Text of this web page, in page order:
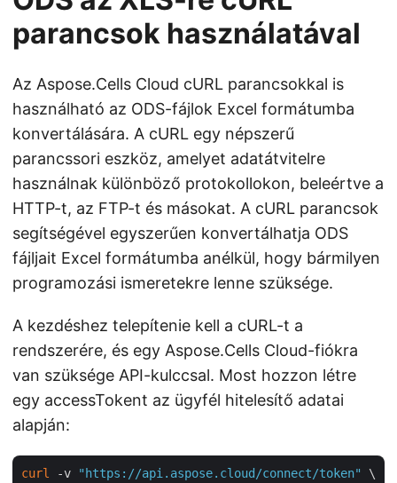
parancsok használatával
Az Aspose.Cells Cloud cURL parancsokkal is
használható az ODS-fájlok Excel formátumba
konvertálására. A cURL egy népszerű
parancssori eszköz, amelyet adatátvitelre
használnak különböző protokollokon, beleértve a
HTTP-t, az FTP-t és másokat. A cURL parancsok
segítségével egyszerűen konvertálhatja ODS
fájljait Excel formátumba anélkül, hogy bármilyen
programozási ismeretekre lenne szüksége.
A kezdéshez telepítenie kell a cURL-t a
rendszerére, és egy Aspose.Cells Cloud-fiókra
van szüksége API-kulccsal. Most hozzon létre
egy accessTokent az ügyfél hitelesítő adatai
alapján:
curl -v "https://api.aspose.cloud/connect/token"
\